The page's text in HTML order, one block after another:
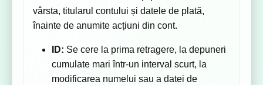
vârsta, titularul contului și datele de plată,
înainte de anumite acțiuni din cont.
ID: Se cere la prima retragere, la depuneri
cumulate mari într-un interval scurt, la
modificarea numelui sau a datei de